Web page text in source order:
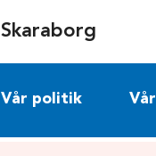
Skaraborg
Vår politik